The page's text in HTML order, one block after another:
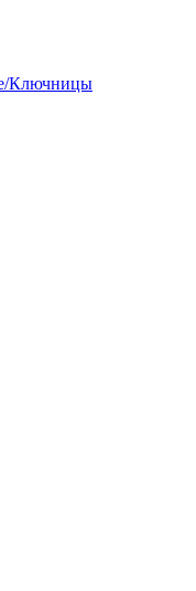
Ключницы